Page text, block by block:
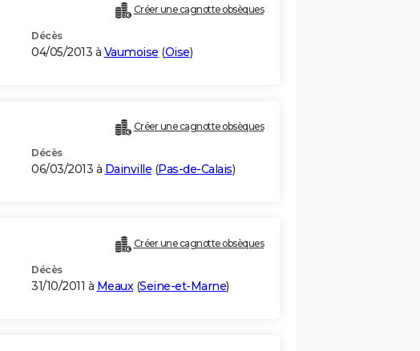
Créer une cagnotte obsèques
Décès
04/05/2013 à Vaumoise (Oise)
Créer une cagnotte obsèques
Décès
06/03/2013 à Dainville (Pas-de-Calais)
Créer une cagnotte obsèques
Décès
31/10/2011 à Meaux(Seine-et-Marne)